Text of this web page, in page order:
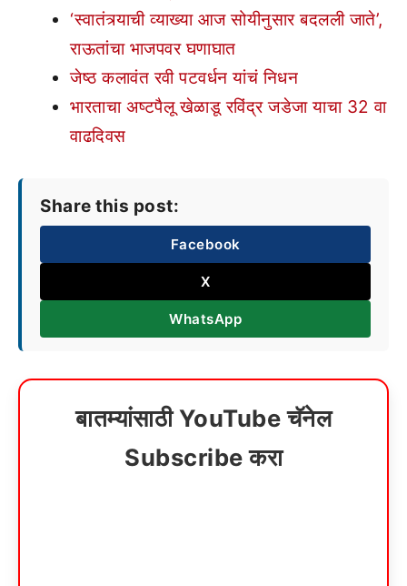
‘स्वातंत्र्याची व्याख्या आज सोयीनुसार बदलली जाते’,
राऊतांचा भाजपवर घणाघात
जेष्ठ कलावंत रवी पटवर्धन यांचं निधन
भारताचा अष्टपैलू खेळाडू रविंद्र जडेजा याचा 32 वा
वाढदिवस
Share this post:
Facebook
X
WhatsApp
बातम्यांसाठी YouTube चॅनेल
Subscribe करा